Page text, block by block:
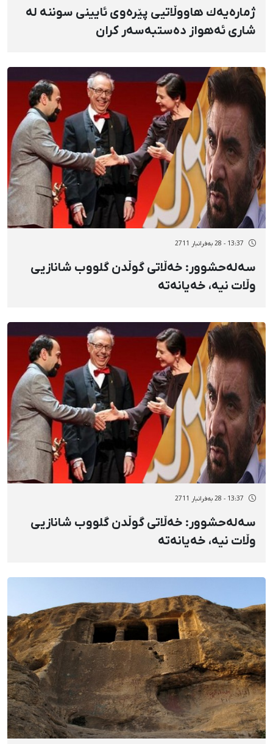
ژمارەیەك هاووڵاتیی پێرەوی ئایینی سوننە لە
شاری ئەهواز دەستبەسەر كران
13:37 - 28 بەفرانبار 2711
سەلەحشوور: خەڵاتی گوڵدن گلووب شانازیی
وڵات نیە، خەیانەتە
13:37 - 28 بەفرانبار 2711
سەلەحشوور: خەڵاتی گوڵدن گلووب شانازیی
وڵات نیە، خەیانەتە